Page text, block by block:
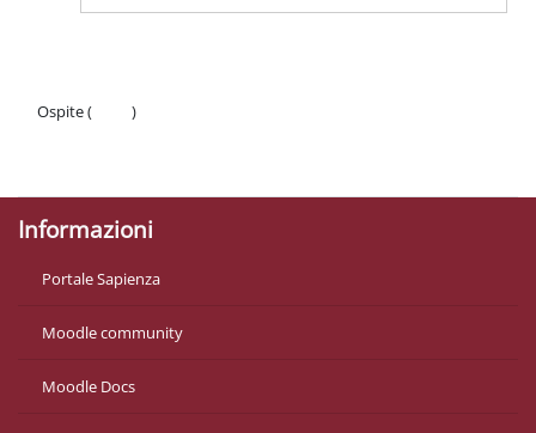
Ospite (
)
Informazioni
Portale Sapienza
Moodle community
Moodle Docs